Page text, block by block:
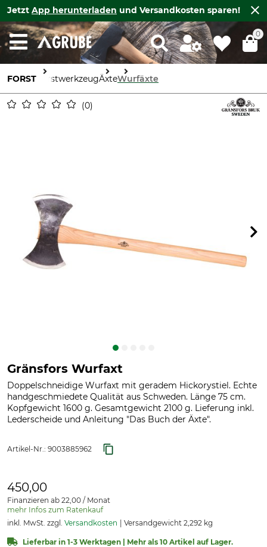
Jetzt App herunterladen und Versandkosten sparen!
0
FORST ForstwerkzeugÄxteWurfäxte
0
Gränsfors Wurfaxt
Doppelschneidige Wurfaxt mit geradem Hickorystiel. Echte
handgeschmiedete Qualität aus Schweden. Länge 75 cm.
Kopfgewicht 1600 g. Gesamtgewicht 2100 g. Lieferung inkl.
Lederscheide und Anleitung "Das Buch der Äxte".
Artikel-Nr.: 9003885962
450,00
Finanzieren ab 22,00 / Monat
mehr Infos zum Ratenkauf
inkl. MwSt. zzgl. Versandkosten Versandgewicht 2,292 kg
Lieferbar in 1-3 Werktagen | Mehr als 10 Artikel auf Lager.